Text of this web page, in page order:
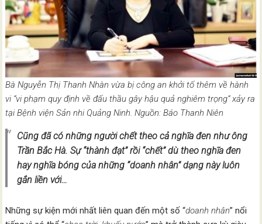
Bà Nguyễn Thị Thanh Nhàn vừa bị công an khởi tố thêm về hành
vi “vi phạm quy định về đấu thầu gây hậu quả nghiêm trọng” xảy ra
tại Bệnh viện Sản nhi Quảng Ninh. Nguồn: Báo Thanh Niên
Cũng đã có những người chết theo cả nghĩa đen như ông
Trần Bắc Hà. Sự “thành đạt” rồi “chết” dù theo nghĩa đen
hay nghĩa bóng của những “doanh nhân” dạng này luôn
gắn liền với…
Những sự kiện mới nhất liên quan đến một số “doanh nhân” nổi